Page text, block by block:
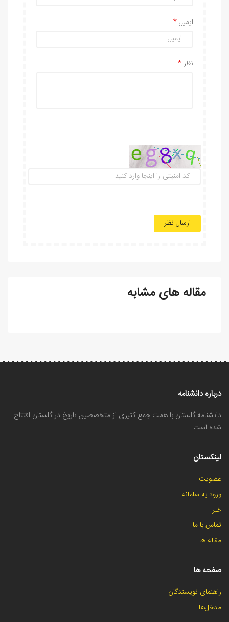
ایمیل
نظر
ارسال نظر
مقاله های مشابه
درباره دانشنامه
دانشنامه گلستان با همت جمع کثیری از متخصصین تاریخ در گلستان افتتاح
شده است
لینکستان
عضویت
ورود به سامانه
خبر
تماس با ما
مقاله ها
صفحه ها
راهنمای نویسندگان
مدخل‌ها